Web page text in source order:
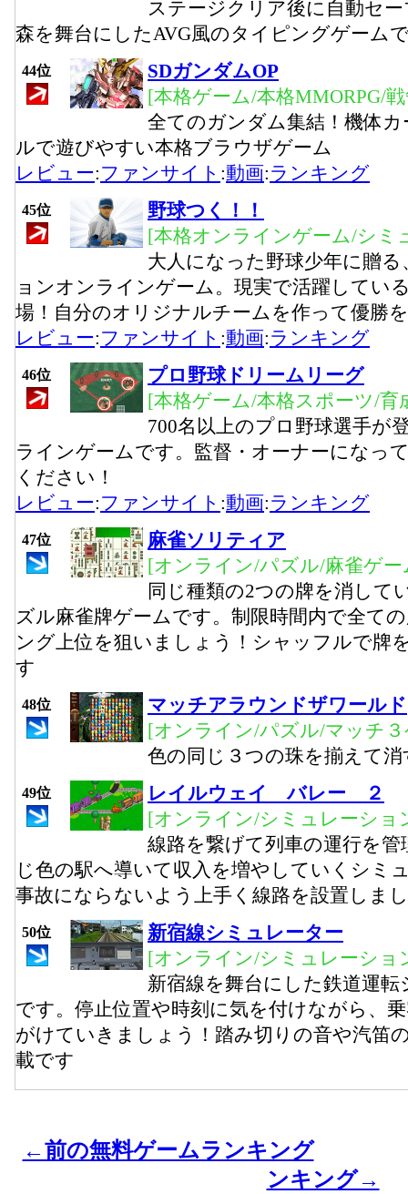
ステージクリア後に自動セ
森を舞台にしたAVG風のタイピングゲーム
44位
SDガンダムOP
[本格ゲーム/本格MMORPG/
全てのガンダム集結！機体
ルで遊びやすい本格ブラウザゲーム
レビュー:ファンサイト :動画:ランキング
45位
野球つく！！
[本格オンラインゲーム/シミ
大人になった野球少年に贈
ョンオンラインゲーム。現実で活躍してい
場！自分のオリジナルチームを作って優勝
レビュー:ファンサイト :動画:ランキング
46位
プロ野球ドリームリーグ
[本格ゲーム/本格スポーツ/育
700名以上のプロ野球選手が
ラインゲームです。監督・オーナーになっ
ください！
レビュー:ファンサイト :動画:ランキング
47位
麻雀ソリティア
[オンライン/パズル/麻雀ゲー
同じ種類の2つの牌を消して
ズル麻雀牌ゲームです。制限時間内で全て
ング上位を狙いましょう！シャッフルで牌
す
48位
マッチアラウンドザワールド
[オンライン/パズル/マッチ
色の同じ３つの珠を揃えて
49位
レイルウェイ バレー ２
[オンライン/シミュレーショ
線路を繋げて列車の運行を
じ色の駅へ導いて収入を増やしていくシミ
事故にならないよう上手く線路を設置しま
50位
新宿線シミュレーター
[オンライン/シミュレーショ
新宿線を舞台にした鉄道運
です。停止位置や時刻に気を付けながら、
がけていきましょう！踏み切りの音や汽笛
載です
←前の無料ゲームランキング
ンキング→